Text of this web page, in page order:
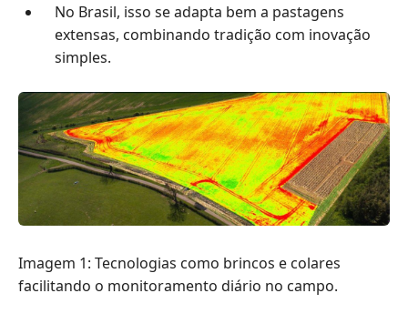
No Brasil, isso se adapta bem a pastagens
extensas, combinando tradição com inovação
simples.
Imagem 1: Tecnologias como brincos e colares
facilitando o monitoramento diário no campo.